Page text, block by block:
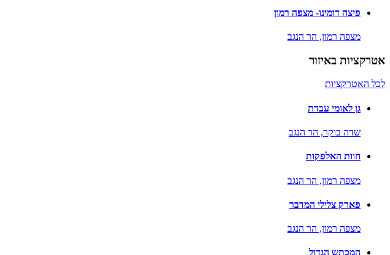
פיצה דומינו- מצפה רמון
מצפה רמון, הר הנגב
אטרקציות באיזור
לכל האטרקציות
גן לאומי עבדת
שדה בוקר, הר הנגב
חוות האלפקות
מצפה רמון, הר הנגב
פארק צלילי המדבר
מצפה רמון, הר הנגב
המכתש הגדול